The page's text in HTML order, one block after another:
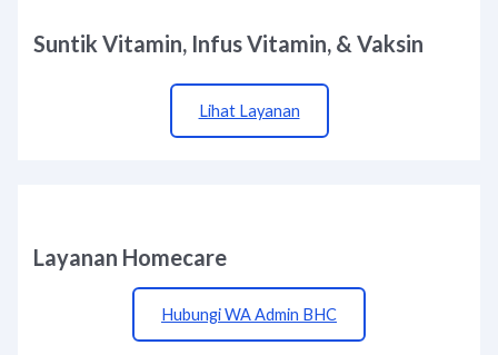
Suntik Vitamin, Infus Vitamin, & Vaksin
Lihat Layanan
Layanan Homecare
Hubungi WA Admin BHC